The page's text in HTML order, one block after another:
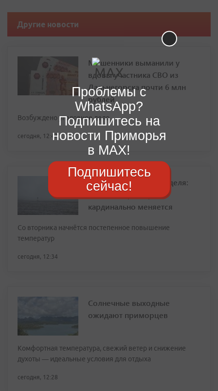
Другие новости
Мошенники выманили у
вдовы участника СВО из
Дальнегорска почти 6 млн
рублей
Возбуждено уголовное дело
сегодня, 12:47
Спад жары и ясная неделя:
погода в Приморье
кардинально меняется
Со вторника начнётся постепенное повышение
температур
сегодня, 12:34
Солнечные выходные
ожидают приморцев
Комфортная температура, свежий ветер и снижение
духоты — идеальные условия для отдыха
сегодня, 12:28
Проблемы с
WhatsApp?
Подпишитесь на
новости Приморья
в MAX!
Подпишитесь
сейчас!